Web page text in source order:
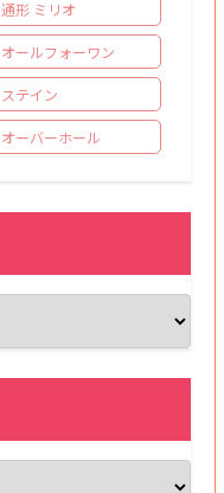
通形 ミリオ
オールフォーワン
ステイン
オーバーホール